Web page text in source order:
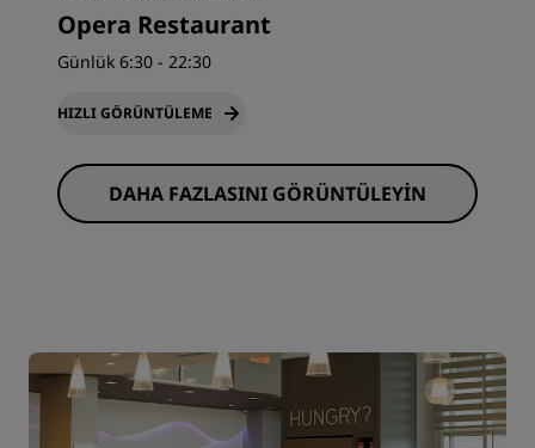
Opera Restaurant
Günlük 6:30 - 22:30
HIZLI GÖRÜNTÜLEME
DAHA FAZLASINI GÖRÜNTÜLEYIN